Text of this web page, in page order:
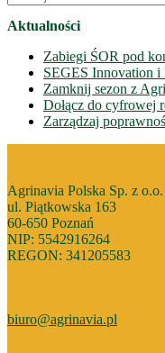
Aktualności
Zabiegi ŚOR pod
SEGES Innovation i
Zamknij sezon z
Dołącz do cyfrowej
Zarządzaj
Agrinavia Polska Sp. z o.o.
ul. Piątkowska 163
60-650 Poznań
NIP: 5542916264
REGON: 341205583
biuro@agrinavia.pl